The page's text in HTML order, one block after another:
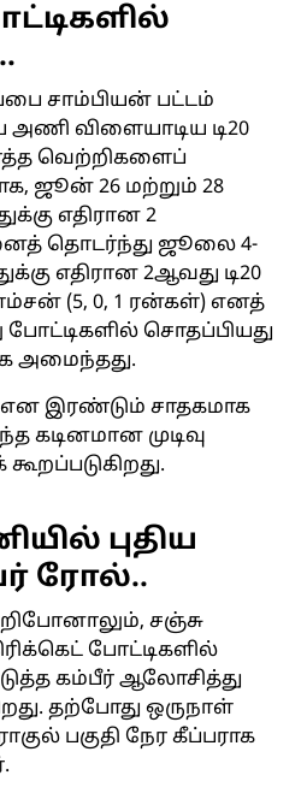
சாம்பியன் பட்டம்
விளையாடிய டி20
வெற்றிகளைப்
ஜூன் 26 மற்றும் 28
எதிரான 2
தொடர்ந்து ஜூலை 4-
எதிரான 2ஆவது டி20
(5, 0, 1 ரன்கள்) எனத்
போட்டிகளில் சொதப்பியது
அமைந்தது.
என இரண்டும் சாதகமாக
முடிவு
புதிய
ரோல்..
சஞ்சு
போட்டிகளில்
கம்பீர் ஆலோசித்து
தற்போது ஒருநாள்
பகுதி நேர கீப்பராக